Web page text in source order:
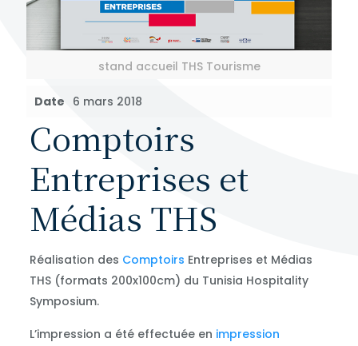
stand accueil THS Tourisme
Date 6 mars 2018
Comptoirs
Entreprises et
Médias THS
Réalisation des Comptoirs Entreprises et Médias
THS (formats 200x100cm) du Tunisia Hospitality
Symposium.
L’impression a été effectuée en impression